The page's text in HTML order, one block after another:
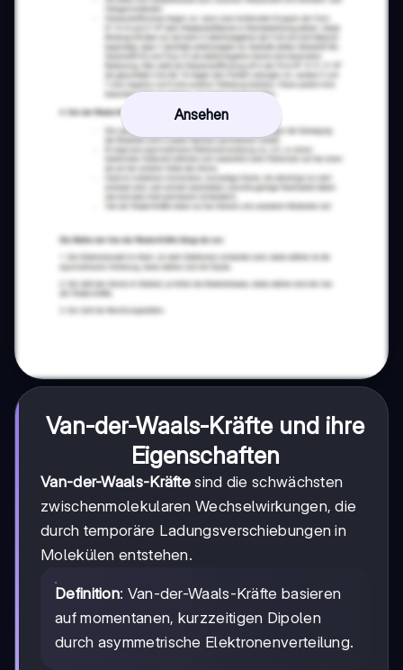
Ansehen
Van-der-Waals-Kräfte und ihre
Eigenschaften
Van-der-Waals-Kräfte sind die schwächsten
zwischenmolekularen Wechselwirkungen, die
durch temporäre Ladungsverschiebungen in
Molekülen entstehen.
Definition: Van-der-Waals-Kräfte basieren
auf momentanen, kurzzeitigen Dipolen
durch asymmetrische Elektronenverteilung.